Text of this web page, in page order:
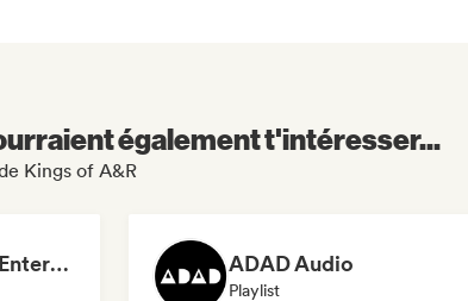
également t'intéresser...
Kings of A&R
Dreamers Island Entertainment ADAD Audio
Playlist